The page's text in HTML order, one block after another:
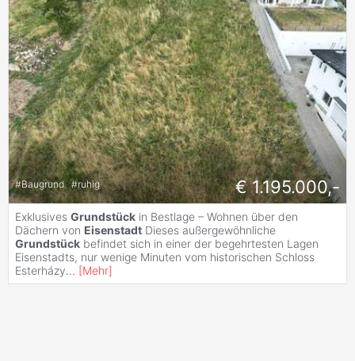
#Baugrund #ruhig € 1.195.000,-
Exklusives Grundstück in Bestlage – Wohnen über den
Dächern von Eisenstadt Dieses außergewöhnliche
Grundstück befindet sich in einer der begehrtesten Lagen
Eisenstadts, nur wenige Minuten vom historischen Schloss
Esterházy... [Mehr]